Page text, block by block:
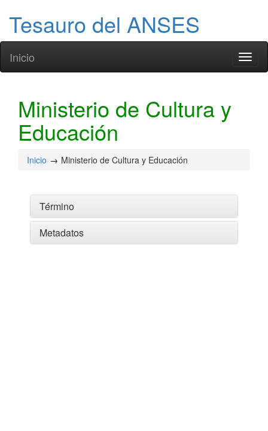
Tesauro del ANSES
Inicio
Ministerio de Cultura y
Educación
Inicio Ministerio de Cultura y Educación
Término
Metadatos